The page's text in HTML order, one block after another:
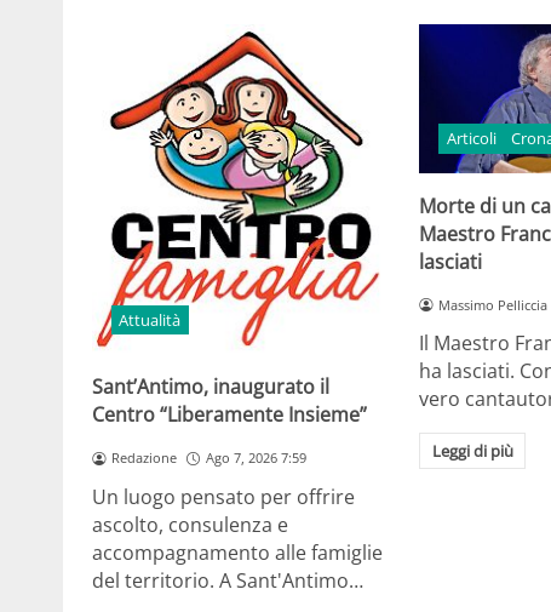
Attualità
Sant’Antimo, inaugurato il
Centro “Liberamente Insieme”
Redazione Ago 7, 2026 7:59
Un luogo pensato per offrire
ascolto, consulenza e
accompagnamento alle famiglie
del territorio. A Sant'Antimo…
Articoli
Morte di un
Maestro
lasciati
Massimo Pelliccia
Il Maestro
ha lasciati.
vero
Leggi di più